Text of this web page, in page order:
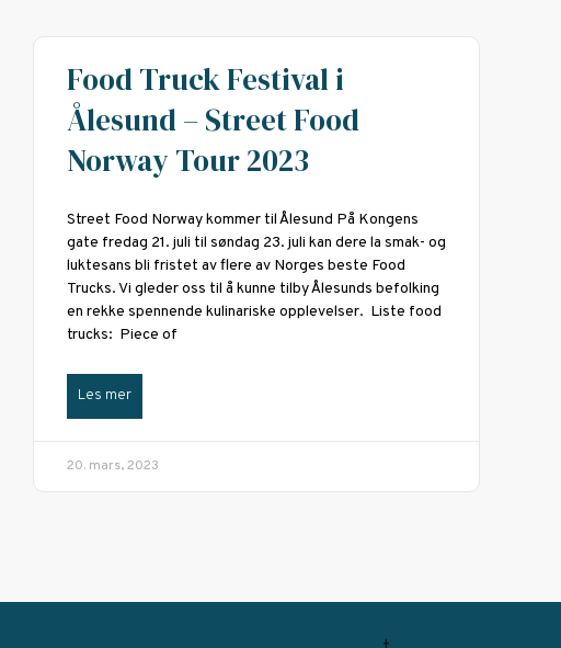
Food Truck Festival i
Ålesund – Street Food
Norway Tour 2023
Street Food Norway kommer til Ålesund På Kongens
gate fredag 21. juli til søndag 23. juli kan dere la smak- og
luktesans bli fristet av flere av Norges beste Food
Trucks. Vi gleder oss til å kunne tilby Ålesunds befolking
en rekke spennende kulinariske opplevelser. Liste food
trucks: Piece of
Les mer
20. mars, 2023